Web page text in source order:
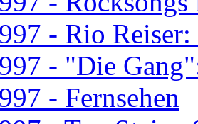
- Rio
- "Die
- Fernsehen